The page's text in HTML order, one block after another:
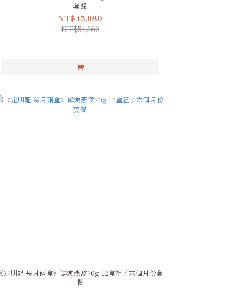
套餐
NT$45,080
NT$51,360
《定期配-每月兩盒》鮮燉燕窩70g 12盒組 / 六個月份套
餐